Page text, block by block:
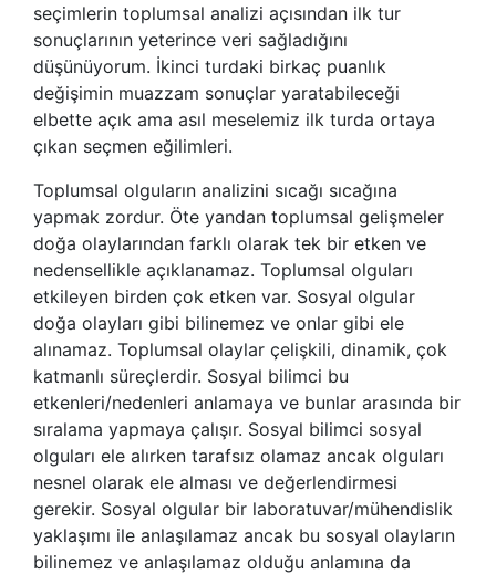
seçimlerin toplumsal analizi açısından ilk tur
sonuçlarının yeterince veri sağladığını
düşünüyorum. İkinci turdaki birkaç puanlık
değişimin muazzam sonuçlar yaratabileceği
elbette açık ama asıl meselemiz ilk turda ortaya
çıkan seçmen eğilimleri.
Toplumsal olguların analizini sıcağı sıcağına
yapmak zordur. Öte yandan toplumsal gelişmeler
doğa olaylarından farklı olarak tek bir etken ve
nedensellikle açıklanamaz. Toplumsal olguları
etkileyen birden çok etken var. Sosyal olgular
doğa olayları gibi bilinemez ve onlar gibi ele
alınamaz. Toplumsal olaylar çelişkili, dinamik, çok
katmanlı süreçlerdir. Sosyal bilimci bu
etkenleri/nedenleri anlamaya ve bunlar arasında bir
sıralama yapmaya çalışır. Sosyal bilimci sosyal
olguları ele alırken tarafsız olamaz ancak olguları
nesnel olarak ele alması ve değerlendirmesi
gerekir. Sosyal olgular bir laboratuvar/mühendislik
yaklaşımı ile anlaşılamaz ancak bu sosyal olayların
bilinemez ve anlaşılamaz olduğu anlamına da